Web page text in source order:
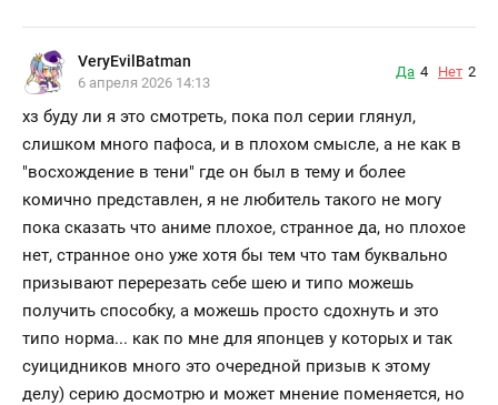
VeryEvilBatman
6 апреля 2026 14:13
Да 4 Нет 2
хз буду ли я это смотреть, пока пол серии глянул,
слишком много пафоса, и в плохом смысле, а не как в
"восхождение в тени" где он был в тему и более
комично представлен, я не любитель такого не могу
пока сказать что аниме плохое, странное да, но плохое
нет, странное оно уже хотя бы тем что там буквально
призывают перерезать себе шею и типо можешь
получить способку, а можешь просто сдохнуть и это
типо норма... как по мне для японцев у которых и так
суицидников много это очередной призыв к этому
делу) серию досмотрю и может мнение поменяется, но